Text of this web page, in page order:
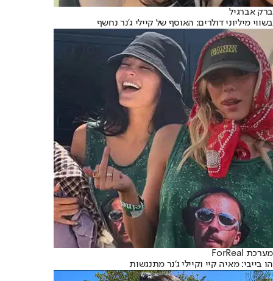
ברק אברגיל
בשווי מיליוני דולרים: האוסף של קיילי ג'נר נחשף
מערכת ForReal
הו בייבי: מאיה קיי וקיילי ג'נר מתנגשות